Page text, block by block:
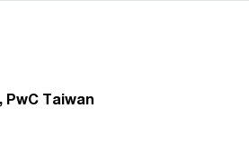
PwC Taiwan